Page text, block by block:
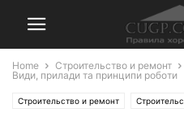
Home Строительство и ремонт
Види, прилади та принципи роботи
Строительство и ремонт